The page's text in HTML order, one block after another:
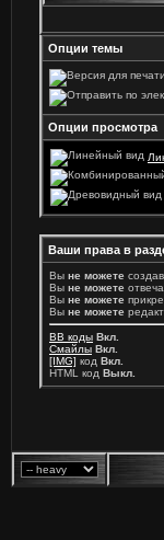
Опции темы
Опции просмотра
Ваши права в
Вы не можете
Вы не можете
Вы не можете
Вы не можете
BB коды Вкл.
Смайлы Вкл.
[IMG] код Вкл.
HTML код Выкл.